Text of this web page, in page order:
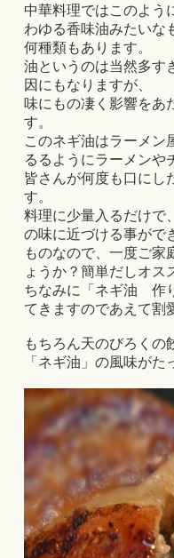
中華料理ではこのよう
わゆる香味油みたいな
何種類もあります。
油というのは当然多す
因にもなりますが、
味にもの凄く影響をあ
す。
このネギ油はラーメン
るるようにラーメンや
皆さんが何度も口にし
す。
料理に少量入るだけで
の味に近づける事がで
ものなので、一度ご家
ょうか？簡単だしオス
ちなみに「ネギ油 作
てきますのであえて割
もちろん天のびろくの
「ネギ油」の風味が